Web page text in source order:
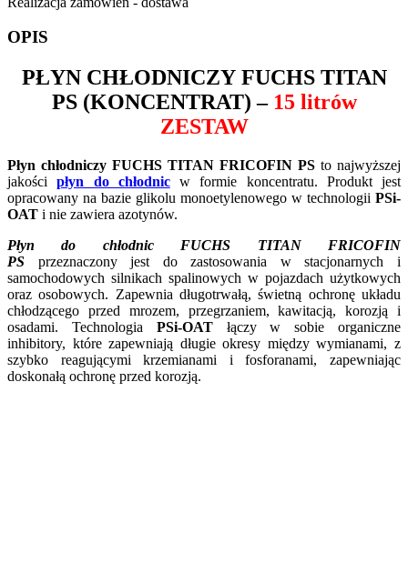
OPIS
PŁYN CHŁODNICZY FUCHS TITAN
PS(KONCENTRAT) – 15 litrów
ZESTAW
Płyn chłodniczy FUCHS TITAN FRICOFIN PS to najwyższej
jakościpłyn do chłodnicw formie koncentratu. Produkt jest
opracowany na bazie glikolu monoetylenowego w technologii PSi-
OAT i nie zawiera azotynów.
Płyn do chłodnic FUCHS TITAN FRICOFIN
PS przeznaczony jest do zastosowania w stacjonarnych i
samochodowych silnikach spalinowych w pojazdach użytkowych
oraz osobowych. Zapewnia długotrwałą, świetną ochronę układu
chłodzącego przed mrozem, przegrzaniem, kawitacją, korozją i
osadami. Technologia PSi-OATłączy w sobie organiczne
inhibitory, które zapewniają długie okresy między wymianami, z
szybko reagującymi krzemianami i fosforanami, zapewniając
doskonałą ochronę przed korozją.